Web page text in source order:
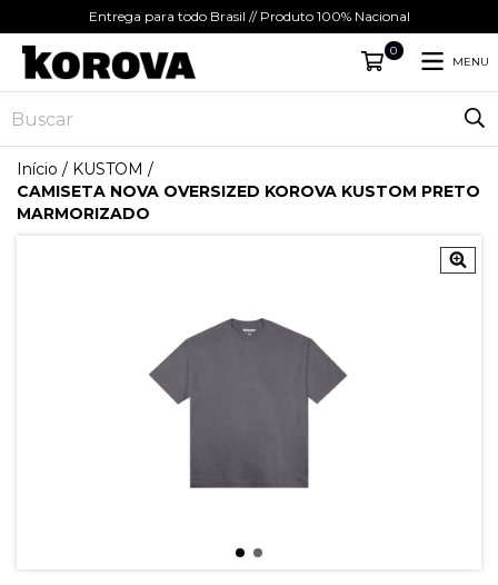
Entrega para todo Brasil // Produto 100% Nacional
0
MENU
Início / KUSTOM /
CAMISETA NOVA OVERSIZED KOROVA KUSTOM PRETO
MARMORIZADO